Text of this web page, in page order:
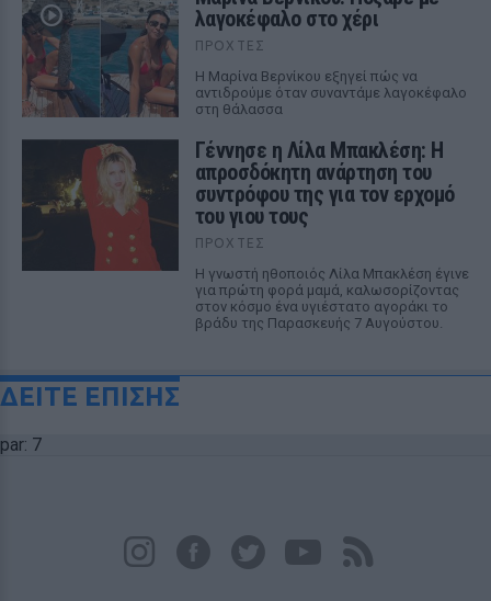
λαγοκέφαλο στο χέρι
ΠΡΟΧΤΈΣ
Η Μαρίνα Βερνίκου εξηγεί πώς να
αντιδρούμε όταν συναντάμε λαγοκέφαλο
στη θάλασσα
Γέννησε η Λίλα Μπακλέση: Η
απροσδόκητη ανάρτηση του
συντρόφου της για τον ερχομό
του γιου τους
ΠΡΟΧΤΈΣ
Η γνωστή ηθοποιός Λίλα Μπακλέση έγινε
για πρώτη φορά μαμά, καλωσορίζοντας
στον κόσμο ένα υγιέστατο αγοράκι το
βράδυ της Παρασκευής 7 Αυγούστου.
ΔΕΙΤΕ ΕΠΙΣΗΣ
par: 7